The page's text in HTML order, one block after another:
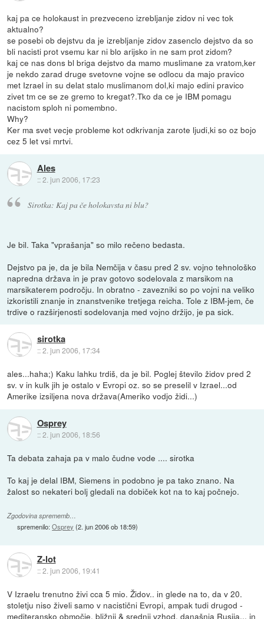
kaj pa ce holokaust in prezveceno izrebljanje zidov ni vec tok
aktualno?
se posebi ob dejstvu da je izrebljanje zidov zasenclo dejstvo da so
bli nacisti prot vsemu kar ni blo arijsko in ne sam prot zidom?
kaj ce nas dons bl briga dejstvo da mamo muslimane za vratom,ker
je nekdo zarad druge svetovne vojne se odlocu da majo pravico
met Izrael in su delat stalo muslimanom dol,ki majo edini pravico
zivet tm ce se ze gremo to kregat?.Tko da ce je IBM pomagu
nacistom sploh ni pomembno.
Why?
Ker ma svet vecje probleme kot odkrivanja zarote ljudi,ki so oz bojo
cez 5 let vsi mrtvi.
Ales
::2. jun 2006, 17:23
Sirotka: Kaj pa če holokavsta ni blu?
Je bil. Taka "vprašanja" so milo rečeno bedasta.
Dejstvo pa je, da je bila Nemčija v času pred 2 sv. vojno tehnološko
napredna država in je prav gotovo sodelovala z marsikom na
marsikaterem področju. In obratno - zavezniki so po vojni na veliko
izkoristili znanje in znanstvenike tretjega reicha. Tole z IBM-jem, če
trdive o razširjenosti sodelovanja med vojno držijo, je pa sick.
sirotka
::2. jun 2006, 17:34
ales...haha;) Kaku lahku trdiš, da je bil. Poglej število židov pred 2
sv. v in kulk jih je ostalo v Evropi oz. so se preselil v Izrael...od
Amerike izsiljena nova država(Ameriko vodjo židi...)
Osprey
::2. jun 2006, 18:56
Ta debata zahaja pa v malo čudne vode .... sirotka
To kaj je delal IBM, Siemens in podobno je pa tako znano. Na
žalost so nekateri bolj gledali na dobiček kot na to kaj počnejo.
Zgodovina sprememb…
spremenilo:Osprey (2. jun 2006 ob 18:59)
Z-lot
::2. jun 2006, 19:41
V Izraelu trenutno živi cca 5 mio. Židov.. in glede na to, da v 20.
stoletju niso živeli samo v nacistični Evropi, ampak tudi drugod -
mediteransko območje, bližnji & srednji vzhod, današnja Rusija... in